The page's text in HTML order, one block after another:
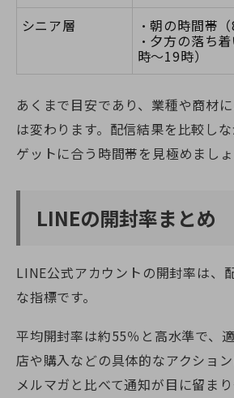
シニア層
・朝の時間帯
・夕方の落ち
時〜19時）
あくまで目安であり、業種や商材
は変わります。配信結果を比較し
ゲットに合う時間帯を見極めましょ
LINEの開封率まとめ
LINE公式アカウントの開封率は、
な指標です。
平均開封率は約55％と高水準で、
店や購入などの具体的なアクション
メルマガと比べて通知が目に留ま